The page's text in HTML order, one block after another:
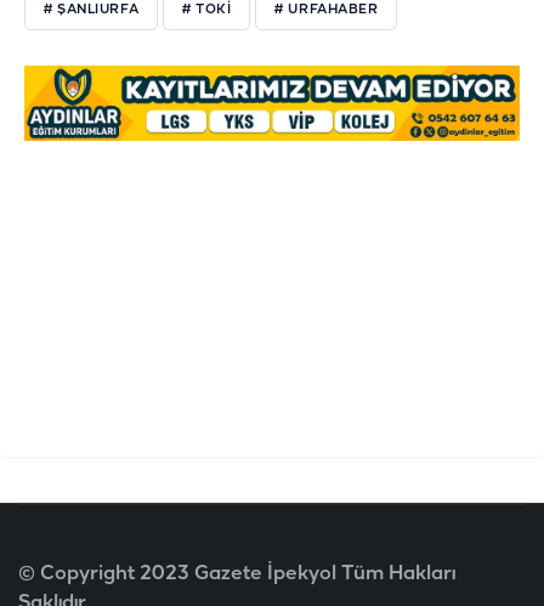
# ŞANLIURFA # TOKI # URFAHABER
© Copyright 2023 Gazete İpekyol Tüm Hakları